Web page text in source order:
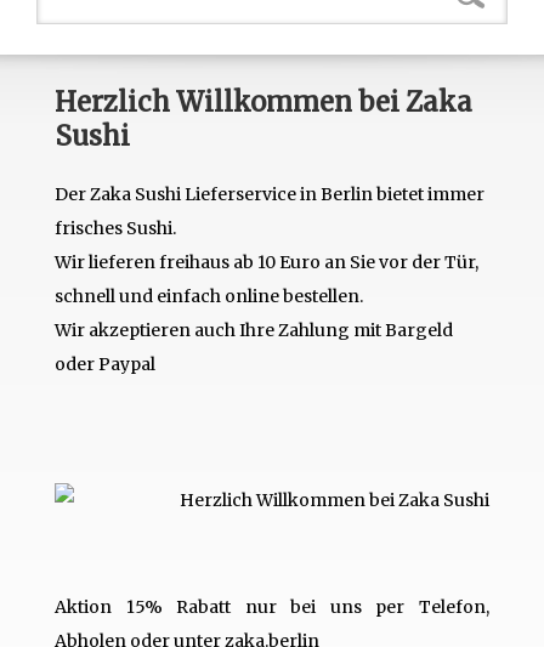
Herzlich Willkommen bei Zaka
Sushi
Der Zaka Sushi Lieferservice in Berlin bietet immer
frisches Sushi.
Wir lieferen freihaus ab 10 Euro an Sie vor der Tür,
schnell und einfach online bestellen.
Wir akzeptieren auch Ihre Zahlung mit Bargeld
oder Paypal
Aktion 15% Rabatt nur bei uns per Telefon,
Abholen oder unter zaka.berlin